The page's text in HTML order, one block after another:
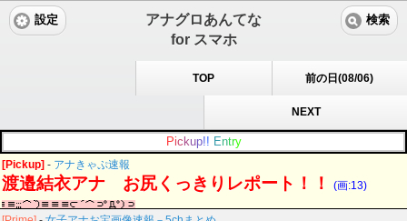
アナグロあんてな
for スマホ
設定 検索
TOP 前の日(08/06)
NEXT
Pic kup!! Entry
[Pickup] - アナきゃぷ速報
渡邉結衣アナ お尻くっきりレポート！！ (画:13)